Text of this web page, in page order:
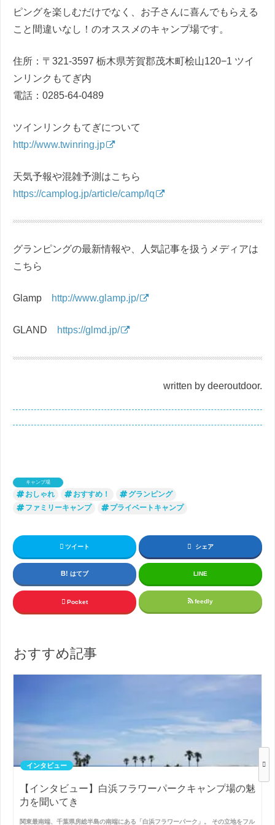
ピングを楽しむだけでなく、お子さんに喜んでもらえる
こと間違いなし！のオススメのキャンプ場です。
住所：〒321-3597 栃木県芳賀郡茂木町桧山120−1 ツイ
ンリンクもてぎ内
電話：0285-64-0489
ツインリンクもてぎについて
http://www.twinring.jp
天気予報や混雑予測はこちら
https://camplog.jp/article/camp/lq
グランピングの最新情報や、人気記事を扱うメディアは
こちら
Glamp http://www.glamp.jp/
GLAND https://glmd.jp/
written by deeroutdoor.
キャンプ場
おしゃれ おすすめ！
グランピング
ファミリーキャンプ
プライベートキャンプ
ツイート シェア
はてブ LINE
Pocket feedly
おすすめ記事
インタビュー
【インタビュー】白浜フラワーパークキャンプ場の魅
力を聞いてき
関東最南端、千葉県房総半島の南端にある「白浜フラワーパーク」。 その立地をフル